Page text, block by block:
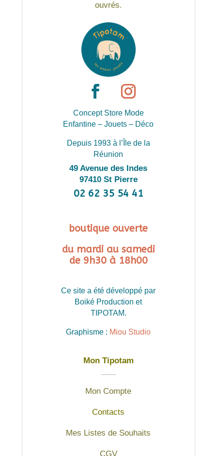
ouvrés.
Concept Store Mode
Enfantine – Jouets – Déco
Depuis 1993 à l’Île de la
Réunion
49 Avenue des Indes
97410 St Pierre
02 62 35 54 41
boutique ouverte
du mardi au samedi
de 9h30 à 18h00
Ce site a été développé par
Boiké Production et
TIPOTAM.
Graphisme : Miou Studio
Mon Tipotam
Mon Compte
Contacts
Mes Listes de Souhaits
CGV